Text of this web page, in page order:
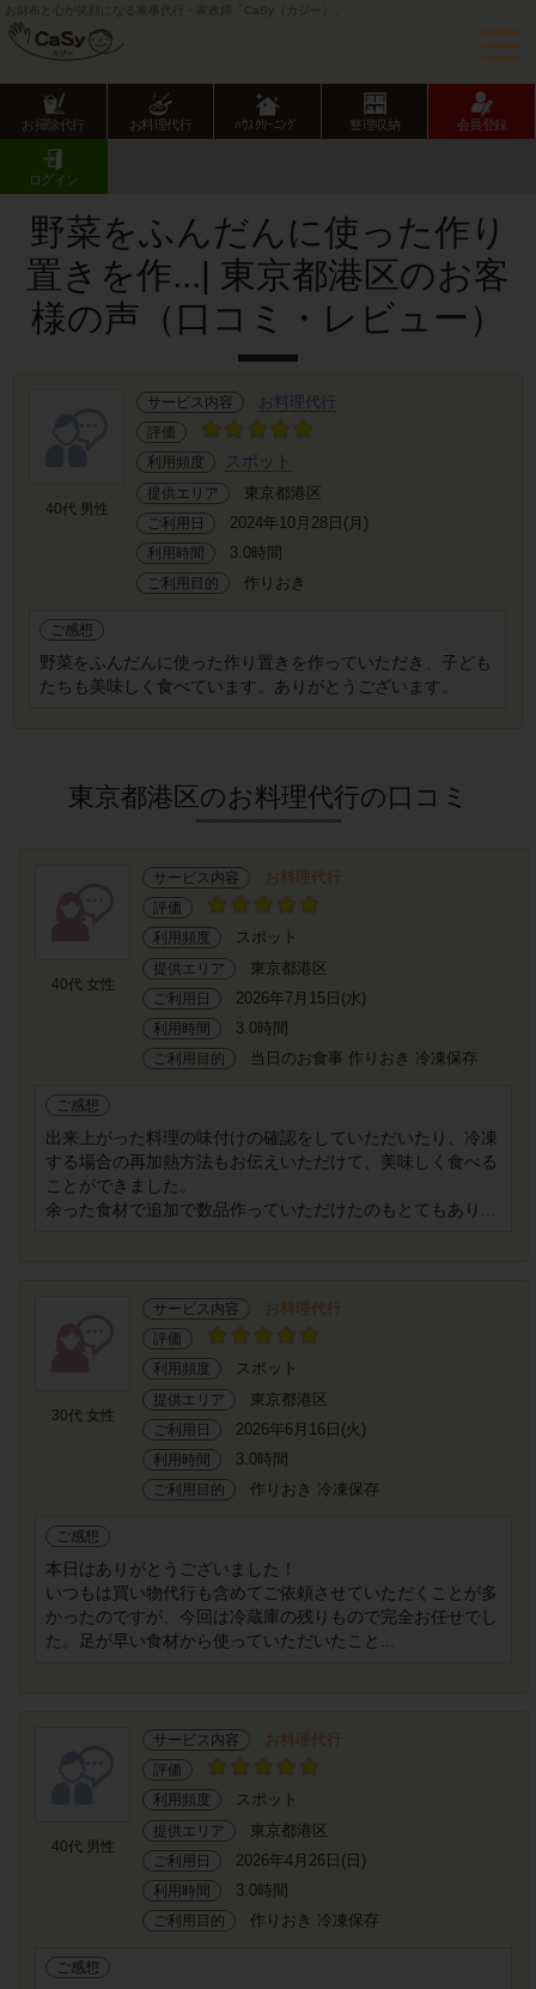
お財布と心が笑顔になる家事代行・家政婦「CaSy（カジー）」
お掃除代行 お料理代行 ﾊｳｽｸﾘｰﾆﾝｸﾞ 整理収納 会員登録
ログイン
CaSy TOP
お客様の声･口コミ詳細
野菜をふんだんに使った作り
置きを作...| 東京都港区のお客
様の声（口コミ・レビュー）
40代 男性
サービス内容 お料理代行
評価
利用頻度
スポット
提供エリア 東京都港区
ご利用日 2024年10月28日(月)
利用時間 3.0時間
ご利用目的 作りおき
ご感想
野菜をふんだんに使った作り置きを作っていただき、子ども
たちも美味しく食べています。ありがとうございます。
東京都港区のお料理代行の口コミ
40代 女性
サービス内容 お料理代行
評価
利用頻度
スポット
提供エリア 東京都港区
ご利用日 2026年7月15日(水)
利用時間 3.0時間
ご利用目的 当日のお食事 作りおき 冷凍保存
ご感想
出来上がった料理の味付けの確認をしていただいたり、冷凍
する場合の再加熱方法もお伝えいただけて、美味しく食べる
ことができました。
余った食材で追加で数品作っていただけたのもとてもあり...
30代 女性
サービス内容 お料理代行
評価
利用頻度
スポット
提供エリア 東京都港区
ご利用日 2026年6月16日(火)
利用時間 3.0時間
ご利用目的 作りおき 冷凍保存
ご感想
本日はありがとうございました！
いつもは買い物代行も含めてご依頼させていただくことが多
かったのですが、今回は冷蔵庫の残りもので完全お任せでし
た。足が早い食材から使っていただいたこと...
40代 男性
サービス内容 お料理代行
評価
利用頻度
スポット
提供エリア 東京都港区
ご利用日 2026年4月26日(日)
利用時間 3.0時間
ご利用目的 作りおき 冷凍保存
ご感想